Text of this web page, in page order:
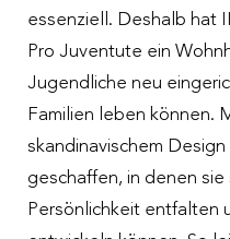
essenziell. Deshalb hat
Pro Juventute ein
Jugendliche neu
Familien leben können.
skandinavischem Design
geschaffen, in denen
Persönlichkeit entfalten